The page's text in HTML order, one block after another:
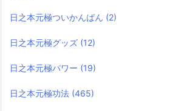
日之本元極ついかんばん (2)
日之本元極グッズ (12)
日之本元極パワー (19)
日之本元極功法 (465)